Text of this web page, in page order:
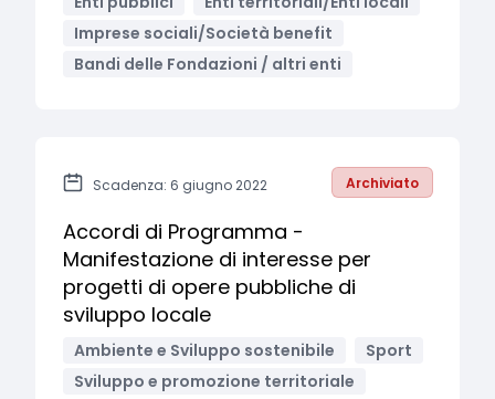
Imprese sociali/Società benefit
Bandi delle Fondazioni / altri enti
Scadenza: 6 giugno 2022 Archiviato
Accordi di Programma -
Manifestazione di interesse per
progetti di opere pubbliche di
sviluppo locale
Ambiente e Sviluppo sostenibile
Sport
Sviluppo e promozione territoriale